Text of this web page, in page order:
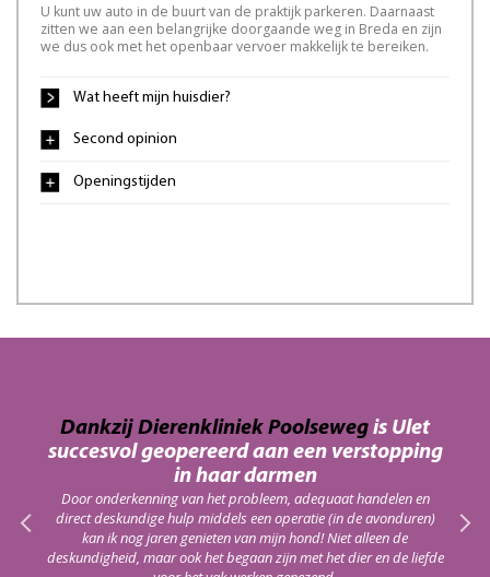
U kunt uw auto in de buurt van de praktijk parkeren. Daarnaast
zitten we aan een belangrijke doorgaande weg in Breda en zijn
we dus ook met het openbaar vervoer makkelijk te bereiken.
Wat heeft mijn huisdier?
Second opinion
Openingstijden
Dankzij Dierenkliniek Poolseweg is Ulet
succesvol geopereerd aan een verstopping
in haar darmen
Door onderkenning van het probleem, adequaat handelen en
direct deskundige hulp middels een operatie (in de avonduren)
kan ik nog jaren genieten van mijn hond! Niet alleen de
deskundigheid, maar ook het begaan zijn met het dier en de liefde